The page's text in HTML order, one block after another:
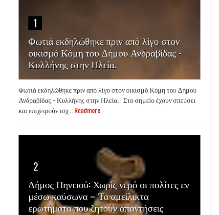
1
Φωτιά εκδηλώθηκε πριν από λίγο στον
οικισμό Κόμη του Δήμου Ανδραβίδας -
Κυλλήνης στην Ηλεία.
Φωτιά εκδηλώθηκε πριν από λίγο στον οικισμό Κόμη του Δήμου
Ανδραβίδας - Κυλλήνης στην Ηλεία. Στο σημείο έχουν σπεύσει
και επιχειρούν ισχ... Readmore
2
Δήμος Πηνειού: Χωρίς νερό οι πολίτες εν
μέσω καύσωνα – Τα αμείλικτα
ερωτήματα που ζητούν απαντήσεις